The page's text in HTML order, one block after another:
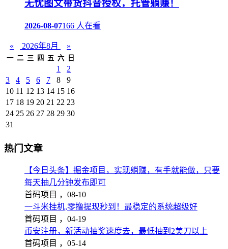
无忧图文带货抖音授权，托管躺赚！
2026-08-07166 人在看
« 2026年8月 »
一 二 三 四 五 六 日
1
2
3
4 5 6 7 8
9
10 11 12 13 14 15 16
17 18 19 20 21 22 23
24 25 26 27 28 29 30
31
热门文章
【今日头条】掘金项目，实现躺赚，有手就能做，只要
每天抽几分钟发布即可
首码项目 ， 08-10
一斗米挂机,零撸提现秒到！最稳定的系统超级好
首码项目 ， 04-19
币安注册，新活动抽奖速度去，最低抽到2美刀以上
首码项目 ， 05-14